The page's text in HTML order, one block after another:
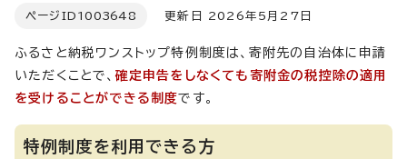
ページID 1003648 更新日 2026年5月27日
ふるさと納税ワンストップ特例制度は、寄附先の自治体に申請
いただくことで、確定申告をしなくても寄附金の税控除の適用
を受けることができる制度です。
特例制度を利用できる方